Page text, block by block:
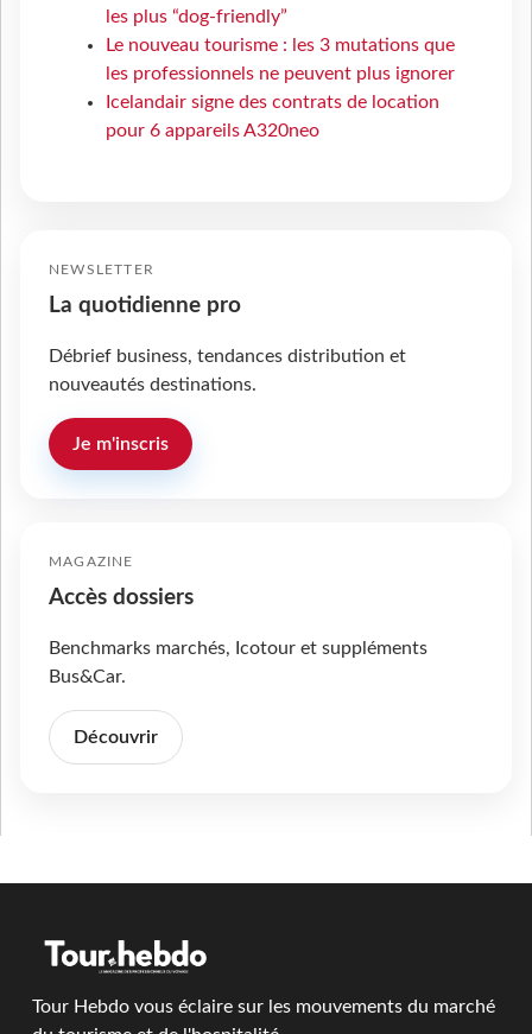
les plus “dog-friendly”
Le nouveau tourisme : les 3 mutations que
les professionnels ne peuvent plus ignorer
Icelandair signe des contrats de location
pour 6 appareils A320neo
NEWSLETTER
La quotidienne pro
Débrief business, tendances distribution et
nouveautés destinations.
Je m'inscris
MAGAZINE
Accès dossiers
Benchmarks marchés, Icotour et suppléments
Bus&Car.
Découvrir
Tour Hebdo vous éclaire sur les mouvements du marché